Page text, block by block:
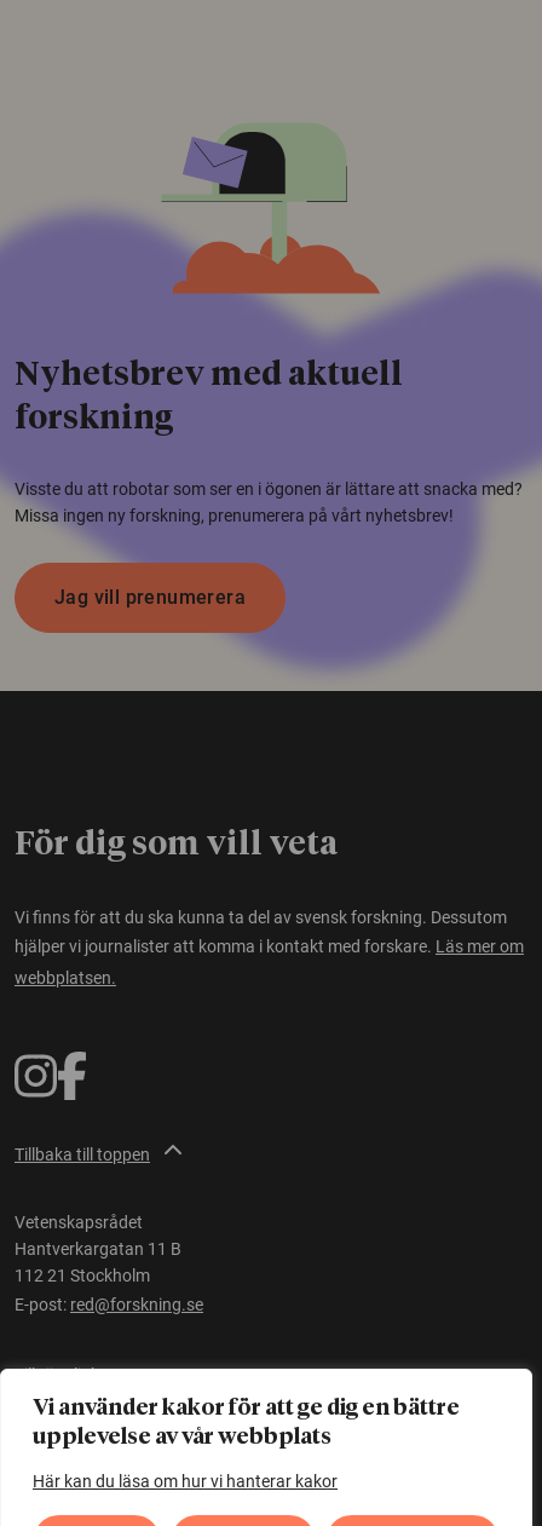
Vi använder kakor för att ge dig en bättre
upplevelse av vår webbplats
Här kan du läsa om hur vi hanterar kakor
Nyhetsbrev med aktuell
forskning
Visste du att robotar som ser en i ögonen är lättare att snacka med?
Missa ingen ny forskning, prenumerera på vårt nyhetsbrev!
Jag vill prenumerera
För dig som vill veta
Vi finns för att du ska kunna ta del av svensk forskning. Dessutom
hjälper vi journalister att komma i kontakt med forskare. Läs mer om
webbplatsen.
Tillbaka till toppen
Vetenskapsrådet
Hantverkargatan 11 B
112 21 Stockholm
E-post: red@forskning.se
Tillgänglighet
Ett initiativ avVetenskapsrådet